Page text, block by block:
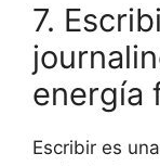
7.
energía
Escribir es